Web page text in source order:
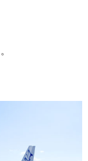
。